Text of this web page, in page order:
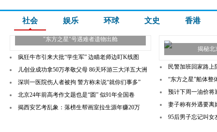
社会 娱乐 环球 文史 香港
"东方之星"号遇难者遗物出舱
揭秘北
疯狂牛市引来大批“学生军” 边瞄老师边盯K线图
儿创业成功拿50万孝敬父母 86天环游三大洋五大洲
深圳一医院伤人者被拘 警方称未说“就你们事多”
北京24年前高考作文题也是“圆” 似91年全国卷
揭西安艺考乱象：落榜生帮画室拉生源年赚20万
民警加班回家路
“东方之星”船体整
预计下周一油价将
妻子称有外遇要离
95后男子忘记叫女